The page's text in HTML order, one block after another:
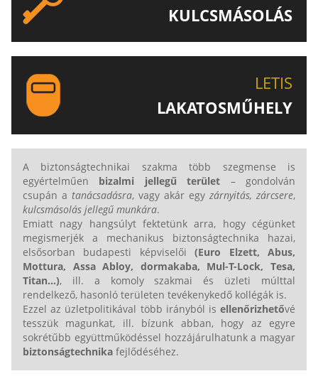
KULCSMÁSOLÁS
LETIS
LAKATOSMŰHELY
A biztonságtechnikai szakma több szegmense is
egyértelműen bizalmi jellegű terület – gondolván
csupán a tanácsadásra, vagy akár egy zárnyitás, zárcsere,
kulcsmásolás jellegű munkára.
Emiatt nagy hangsúlyt fektetünk arra, hogy cégünket
megismerjék a mechanikus biztonságtechnika hazai,
elsősorban budapesti képviselői(Euro Elzett,Abus,
Mottura, Assa Abloy, dormakaba, Mul-T-Lock, Tesa,
Titan...), ill. a komoly szakmai és üzleti múlttal
rendelkező, hasonló területen tevékenykedő kollégák is.
Ezzel az üzletpolitikával több irányból is ellenőrizhetővé
tesszük magunkat, ill. bízunk abban, hogy az egyre
sokrétűbb együttműködéssel hozzájárulhatunk a magyar
biztonságtechnika fejlődéséhez.